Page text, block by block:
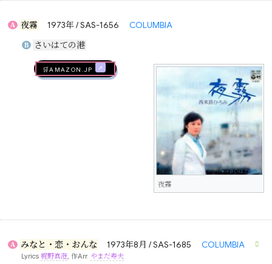
A 夜霧 1973年 / SAS-1656 COLUMBIA
B さいはての港
夜霧
🛒AMAZON.jp
A みなと・恋・おんな 1973年8月 / SAS-1685 COLUMBIA
Lyrics梶野真澄, 作Arr. やまだ寿夫